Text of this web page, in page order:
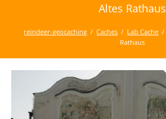
Altes Rathaus
reindeer-geocaching Caches Lab Cache
Rathaus